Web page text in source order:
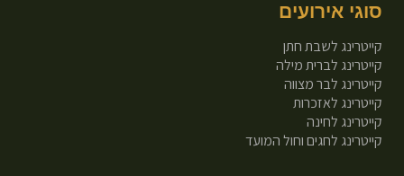
סוגי אירועים
קייטרינג לשבת חתן
קייטרינג לברית מילה
קייטרינג לבר מצווה
קייטרינג לאזכרות
קייטרינג לחינה
קייטרינג לחגים וחול המועד